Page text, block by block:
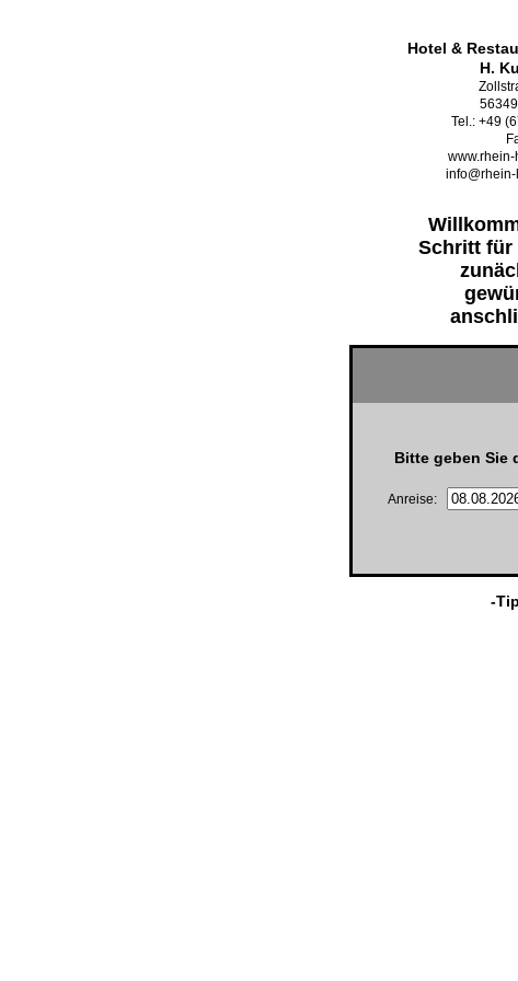
Hotel &
H.
Tel.: +49
www.rhein-
Schritt für
Bitte geben Sie
Anreise:
-